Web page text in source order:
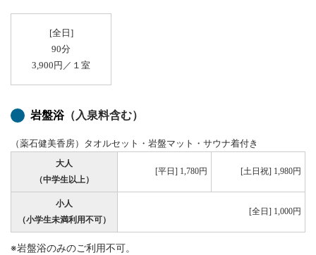
[全日]
90分
3,900円／１室
岩盤浴 （入泉料含む）
（薬石健美香房）タオルセット・岩盤マット・サウナ着付き
大人
（中学生以上）
[平日] 1,780円 [土日祝] 1,980円
小人
（小学生未満利用不可）
[全日] 1,000円
※岩盤浴のみのご利用不可。